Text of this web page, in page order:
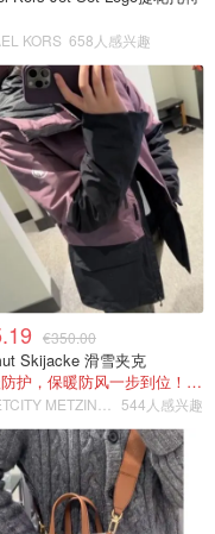
KORS 658人感兴趣
€350.00
Skijacke 滑雪夹克
滑雪级防护，保暖防风一步到位！仅剩s！
544人感兴趣